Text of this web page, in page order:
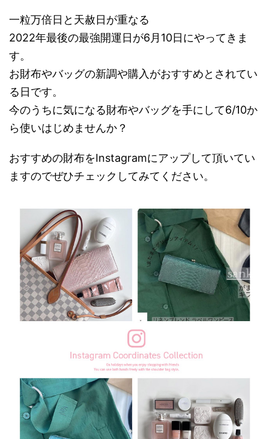
一粒万倍日と天赦日が重なる
2022年最後の最強開運日が6月10日にやってきま
す。
お財布やバッグの新調や購入がおすすめとされてい
る日です。
今のうちに気になる財布やバッグを手にして6/10か
ら使いはじめませんか？
おすすめの財布をInstagramにアップして頂いてい
ますのでぜひチェックしてみてください。